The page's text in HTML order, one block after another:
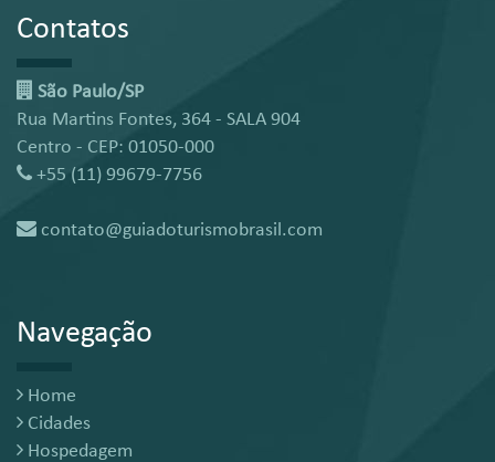
Contatos
São Paulo/SP
Rua Martins Fontes, 364 - SALA 904
Centro - CEP: 01050-000
+55 (11) 99679-7756
contato@guiadoturismobrasil.com
Navegação
Home
Cidades
Hospedagem